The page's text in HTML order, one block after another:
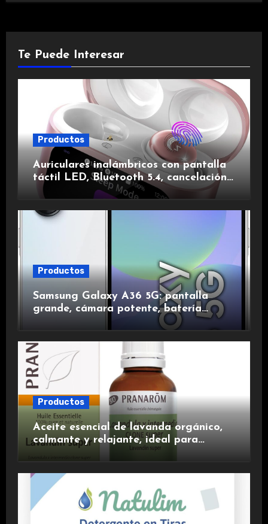
Te Puede Interesar
Productos
Auriculares inalámbricos con pantalla
táctil LED, Bluetooth 5.4, cancelación
de ruido, impermeables y de larga
duración.
Productos
Samsung Galaxy A36 5G: pantalla
grande, cámara potente, batería
duradera y carga rápida para una
Productos
Aceite esencial de lavanda orgánico,
calmante y relajante, ideal para